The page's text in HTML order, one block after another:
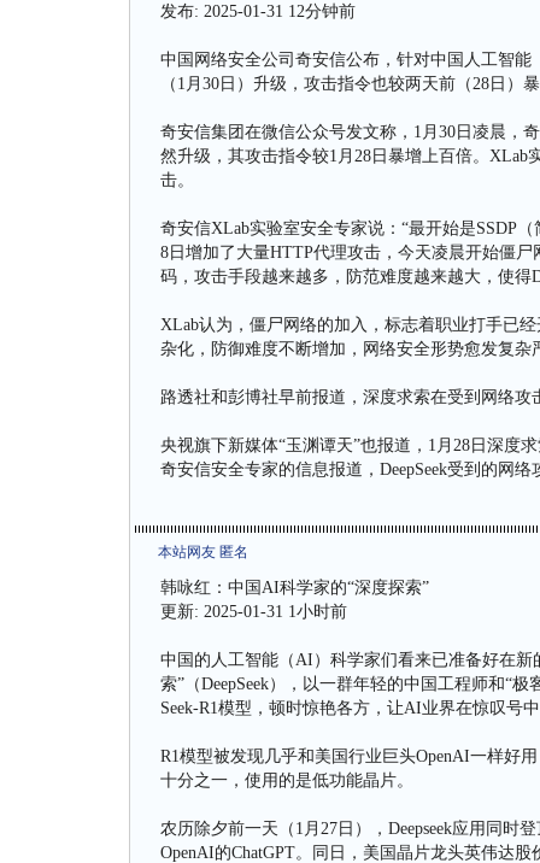
发布: 2025-01-31 12分钟前
中国网络安全公司奇安信公布，针对中国人工智能
（1月30日）升级，攻击指令也较两天前（28日）
奇安信集团在微信公众号发文称，1月30日凌晨，
然升级，其攻击指令较1月28日暴增上百倍。
击。
奇安信XLab实验室安全专家说：“最开始是SSDP
8日增加了大量HTTP代理攻击，今天凌晨开始僵尸
码，攻击手段越来越多，防范难度越来越大，使得
XLab认为，僵尸网络的加入，标志着职业打手已
杂化，防御难度不断增加，网络安全形势愈发复杂
路透社和彭博社早前报道，深度求索在受到网络
央视旗下新媒体“玉渊谭天”也报道，1月28日深度
奇安信安全专家的信息报道，DeepSeek受到的网
本站网友 匿名
韩咏红：中国AI科学家的“深度探索”
更新: 2025-01-31 1小时前
中国的人工智能（AI）科学家们看来已准备好在
索”（DeepSeek），以一群年轻的中国工程师和“
Seek-R1模型，顿时惊艳各方，让AI业界在惊叹号
R1模型被发现几乎和美国行业巨头OpenAI一样好
十分之一，使用的是低功能晶片。
农历除夕前一天（1月27日），Deepseek应用同时
OpenAI的ChatGPT。同日，美国晶片龙头英伟达